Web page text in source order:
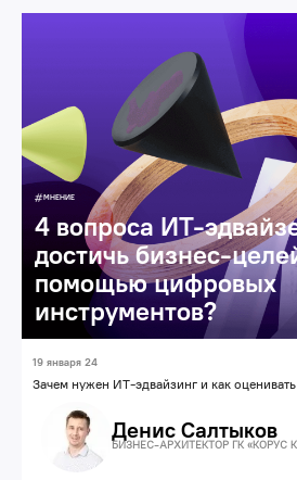
МНЕНИЕ
4 вопроса ИТ-
достичь бизнес-
помощью цифровых
инструментов?
19 января 24
Зачем нужен ИТ-эдвайзинг и как
Денис Салтыков
БИЗНЕС-АРХИТЕКТОР ГК «КОРУС